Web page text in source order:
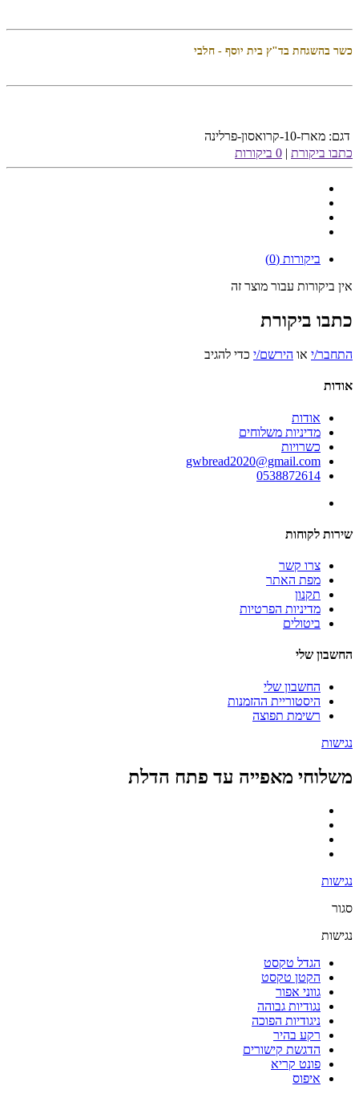
כשר בהשגחת בד"ץ בית יוסף - חלבי
דגם: מארז-10-קרואסון-פרלינה
כתבו ביקורת | 0 ביקורות
ביקורות (0)
אין ביקורות עבור מוצר זה
כתבו ביקורת
התחבר/י או הירשם/י כדי להגיב
אודות
אודות
מדיניות משלוחים
כשרויות
gwbread2020@gmail.com
0538872614
שירות לקוחות
צרו קשר
מפת האתר
תקנון
מדיניות הפרטיות
ביטולים
החשבון שלי
החשבון שלי
היסטוריית ההזמנות
רשימת תפוצה
נגישות
משלוחי מאפייה עד פתח הדלת
נגישות
סגור
נגישות
הגדל טקסט
הקטן טקסט
גווני אפור
נגודיות גבוהה
ניגודיות הפוכה
רקע בהיר
הדגשת קישורים
פונט קריא
איפוס